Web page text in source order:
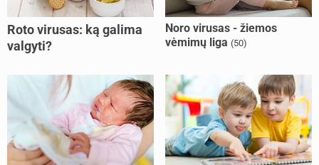
Roto virusas: ką galima
valgyti?
Noro virusas - žiemos
vėmimų liga (50)